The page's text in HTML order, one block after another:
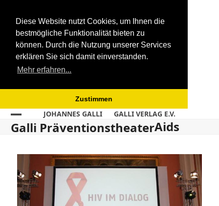
Diese Website nutzt Cookies, um Ihnen die
bestmögliche Funktionalität bieten zu
können. Durch die Nutzung unserer Services
erklären Sie sich damit einverstanden.
Mehr erfahren...
Zustimmen
Skip
content
JOHANNES GALLI GALLI VERLAG E.V.
Galli Präventionstheater
Open
menu
Close
menu
Aids